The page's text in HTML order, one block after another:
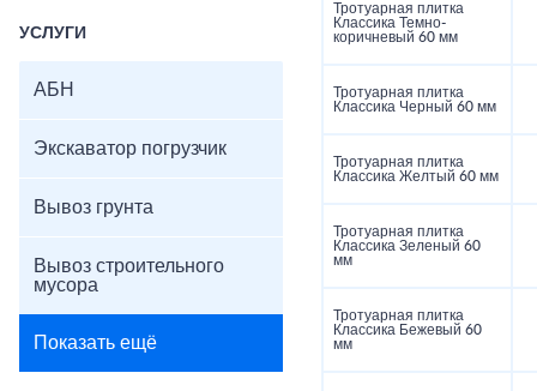
УСЛУГИ
АБН
Экскаватор погрузчик
Вывоз грунта
Вывоз строительного
мусора
Показать ещё
Тротуарная плитка
Классика Темно-
коричневый 60 мм
Тротуарная плитка
Классика Черный 60 мм
Тротуарная плитка
Классика Желтый 60 мм
Тротуарная плитка
Классика Зеленый 60
мм
Тротуарная плитка
Классика Бежевый 60
мм